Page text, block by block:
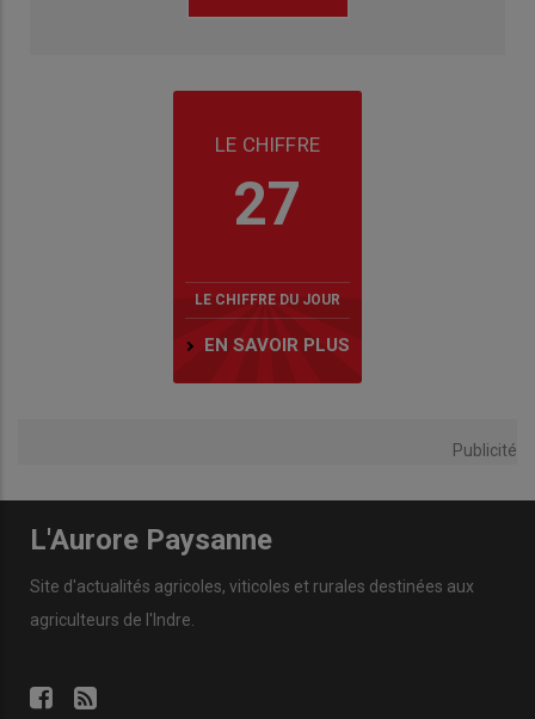
LE CHIFFRE
27
LE CHIFFRE DU JOUR
EN SAVOIR PLUS
Publicité
L'Aurore Paysanne
Site d'actualités agricoles, viticoles et rurales destinées aux
agriculteurs de l'Indre.